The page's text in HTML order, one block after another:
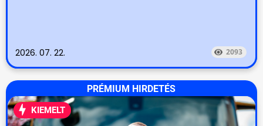
2026. 07. 22. 2093
PRÉMIUM HIRDETÉS
KIEMELT